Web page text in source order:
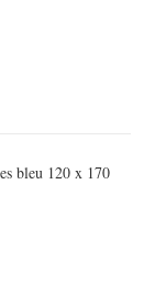
bleu 120 x 170